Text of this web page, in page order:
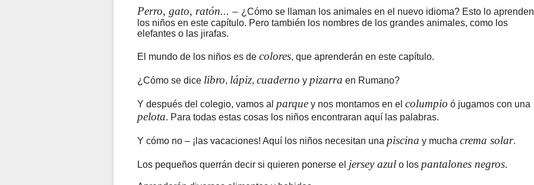
Perro, gato, ratón... – ¿Cómo se llaman los animales en el nuevo idioma? Esto lo aprenden
los niños en este capítulo. Pero también los nombres de los grandes animales, como los
elefantes o las jirafas.
El mundo de los niños es de colores, que aprenderán en este capítulo.
¿Cómo se dice libro, lápiz, cuaderno y pizarra en Rumano?
Y después del colegio, vamos al parquey nos montamos en el columpio ó jugamos con una
pelota. Para todas estas cosas los niños encontraran aquí las palabras.
Y cómo no – ¡las vacaciones! Aquí los niños necesitan una piscina y mucha crema solar.
Los pequeños querrán decir si quieren ponerse el jersey azulo los pantalones negros.